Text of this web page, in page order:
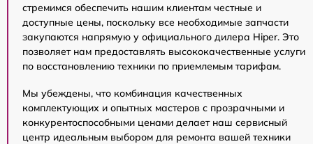
стремимся обеспечить нашим клиентам честные и
доступные цены, поскольку все необходимые запчасти
закупаются напрямую у официального дилера Hiper. Это
позволяет нам предоставлять высококачественные услуги
по восстановлению техники по приемлемым тарифам.
Мы убеждены, что комбинация качественных
комплектующих и опытных мастеров с прозрачными и
конкурентоспособными ценами делает наш сервисный
центр идеальным выбором для ремонта вашей техники